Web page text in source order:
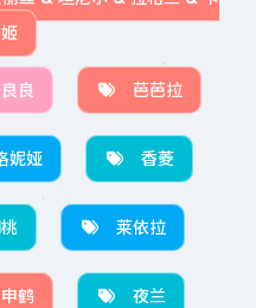
良 芭芭拉
妮娅 香菱
莱依拉
申鹤 夜兰